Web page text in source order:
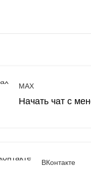
MAX
Начать чат с
ВКонтакте